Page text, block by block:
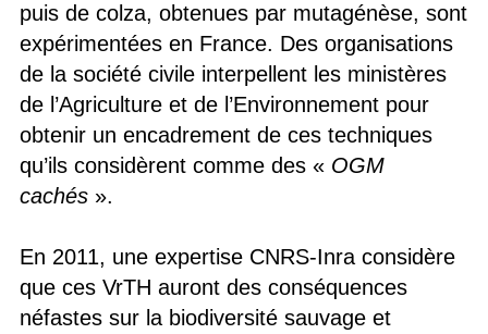
puis de colza, obtenues par mutagénèse, sont
expérimentées en France. Des organisations
de la société civile interpellent les ministères
de l’Agriculture et de l’Environnement pour
obtenir un encadrement de ces techniques
qu’ils considèrent comme des « OGM
cachés».
En 2011, une expertise CNRS-Inra considère
que ces VrTH auront des conséquences
néfastes sur la biodiversité sauvage et